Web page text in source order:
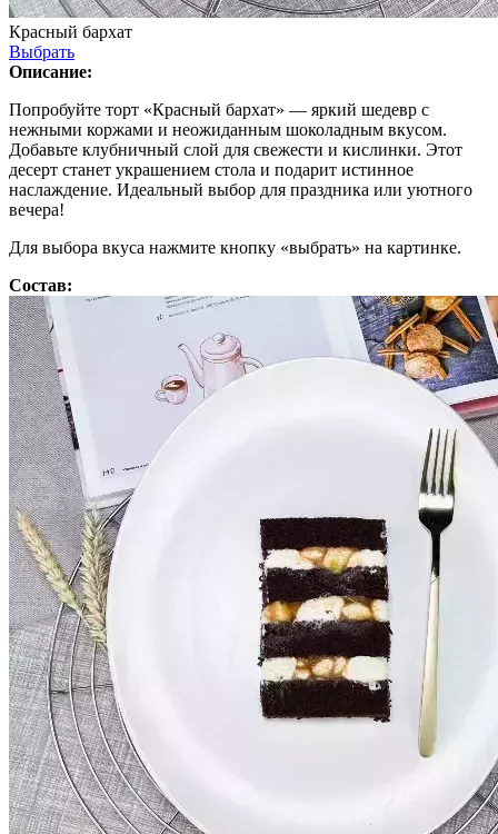
Красный бархат
Выбрать
Описание:
Попробуйте торт «Красный бархат» — яркий шедевр с
нежными коржами и неожиданным шоколадным вкусом.
Добавьте клубничный слой для свежести и кислинки. Этот
десерт станет украшением стола и подарит истинное
наслаждение. Идеальный выбор для праздника или уютного
вечера!
Для выбора вкуса нажмите кнопку «выбрать» на картинке.
Состав: